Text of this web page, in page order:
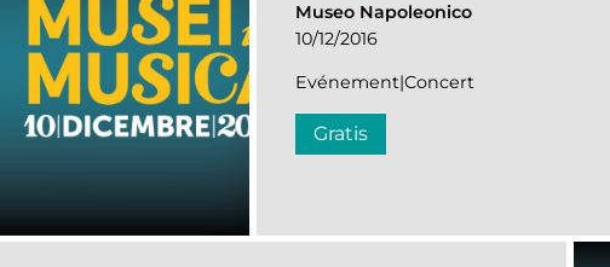
Museo Napoleonico
10/12/2016
Evénement|Concert
Gratis